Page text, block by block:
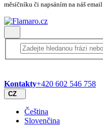
měsíčníku či napsáním na náš email
Kontakty+420 602 546 758
CZ
Čeština
Slovenčina